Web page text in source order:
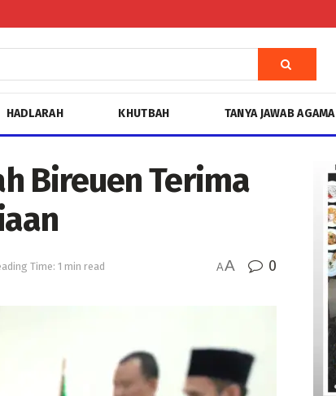
HADLARAH KHUTBAH TANYA JAWAB AGAMA
Bireuen Terima
Time: 1 min read AA 0